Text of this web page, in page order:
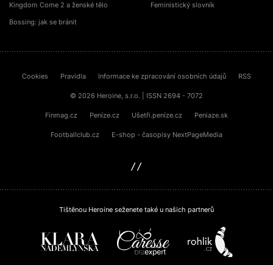
Kingdom Come 2 a ženské tělo
Bossing: jak se bránit
Feministický slovník
Cookies Pravidla Informace ke zpracování osobních údajů RSS
© 2026 Heroine, s.r.o. | ISSN 2694 - 7072
Finmag.cz Peníze.cz Ušetři.peníze.cz Peniaze.sk
Footballclub.cz E-shop - časopisy NextPageMedia
Tištěnou Heroine seženete také u našich partnerů